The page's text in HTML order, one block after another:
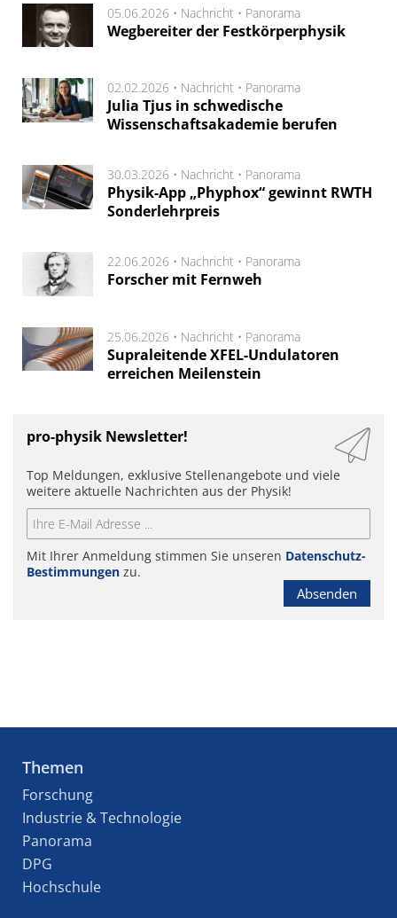
05.06.2026 • Nachricht • Panorama
Wegbereiter der Festkörperphysik
02.02.2026 • Nachricht • Panorama
Julia Tjus in schwedische
Wissenschaftsakademie berufen
30.03.2026 • Nachricht • Panorama
Physik-App „Phyphox“ gewinnt RWTH
Sonderlehrpreis
22.06.2026 • Nachricht • Panorama
Forscher mit Fernweh
25.06.2026 • Nachricht • Panorama
Supraleitende XFEL-Undulatoren
erreichen Meilenstein
pro-physik Newsletter!
Top Meldungen, exklusive Stellenangebote und viele
weitere aktuelle Nachrichten aus der Physik!
Mit Ihrer Anmeldung stimmen Sie unseren Datenschutz-
Bestimmungen zu.
Absenden
Themen
Forschung
Industrie & Technologie
Panorama
DPG
Hochschule